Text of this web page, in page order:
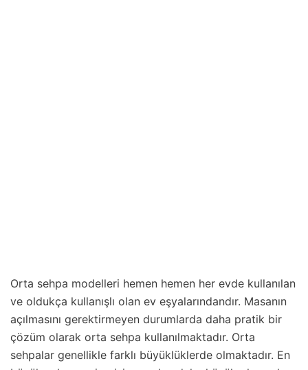
Orta sehpa modelleri hemen hemen her evde kullanılan
ve oldukça kullanışlı olan ev eşyalarındandır. Masanın
açılmasını gerektirmeyen durumlarda daha pratik bir
çözüm olarak orta sehpa kullanılmaktadır. Orta
sehpalar genellikle farklı büyüklüklerde olmaktadır. En